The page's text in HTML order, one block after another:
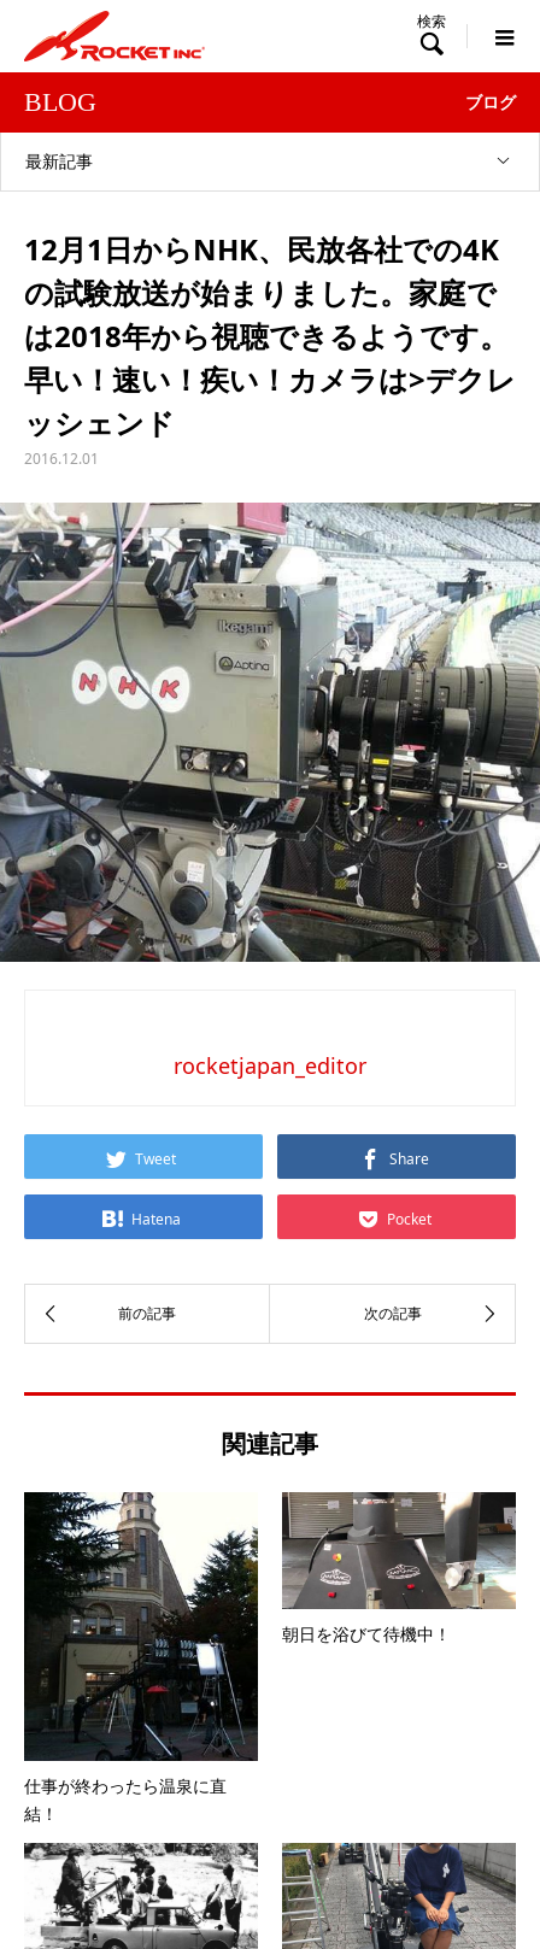

BLOG
ブログ
最新記事
12月1日からNHK、民放各社での4K
の試験放送が始まりました。家庭で
は2018年から視聴できるようです。
早い！速い！疾い！カメラは>デクレ
ッシェンド
2016.12.01
rocketjapan_editor
Tweet Share
Hatena Pocket
関連記事
仕事が終わったら温泉に直
結！
朝日を浴びて待機中！